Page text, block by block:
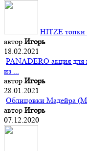
HITZE топки
автор Игорь
18.02.2021
PANADERO акция для
из ...
автор Игорь
28.01.2021
Облицовки Мадейра
автор Игорь
07.12.2020